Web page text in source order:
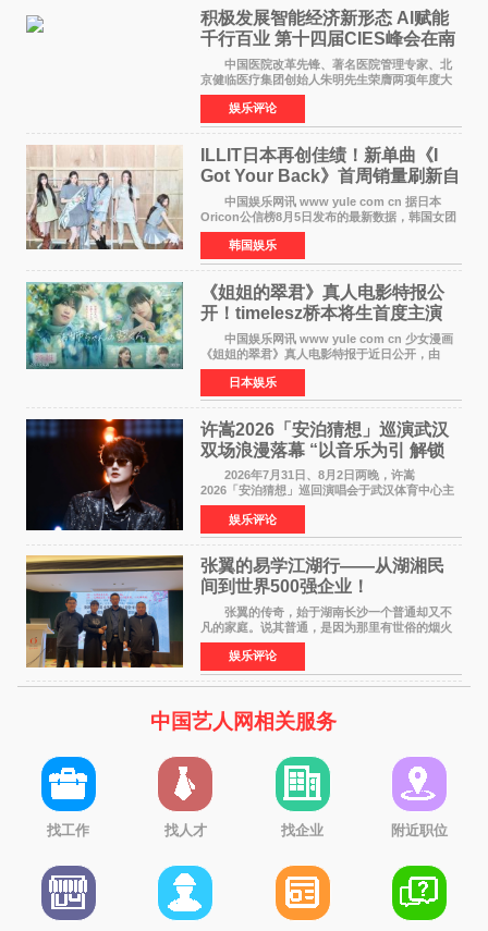
积极发展智能经济新形态 Al赋能
千行百业 第十四届CIES峰会在南
京盛大召开
中国医院改革先锋、著名医院管理专家、北
京健临医疗集团创始人朱明先生荣膺两项年度大
奖 2026年7月31日，盛夏金陵，长江之畔，
以重落地·真务实·强链接为主题的2026&lsquo;人
工智能+&rsquo
娱乐评论
ILLIT日本再创佳绩！新单曲《I
Got Your Back》首周销量刷新自
身纪录
中国娱乐网讯 www yule com cn 据日本
Oricon公信榜8月5日发布的最新数据，韩国女团
ILLIT在日本发行的第二张单曲《I Got Your
Back》首周销量达到71,009张，成功跻身最新一
期周单曲排行
韩国娱乐
《姐姐的翠君》真人电影特报公
开！timelesz桥本将生首度主演
12月4日上映
中国娱乐网讯 www yule com cn 少女漫画
《姐姐的翠君》真人电影特报于近日公开，由
timelesz成员桥本将生担任主演，这也是他首次
担任电影主演，引发高度关注。 女高中生咲
苗翠（中岛瑠菜
日本娱乐
许嵩2026「安泊猜想」巡演武汉
双场浪漫落幕 “以音乐为引 解锁
江城记忆”
2026年7月31日、8月2日两晚，许嵩
2026「安泊猜想」巡回演唱会于武汉体育中心主
体育场盛大开唱。许嵩与数万歌迷在此相聚，从
浪漫惬意的舞台设计到充满诚意与惊喜的现场互
动，共同开启了一场关于
娱乐评论
张翼的易学江湖行——从湖湘民
间到世界500强企业！
张翼的传奇，始于湖南长沙一个普通却又不
凡的家庭。说其普通，是因为那里有世俗的烟火
气；说其不凡，是因为家中有一位洞悉天地玄机
的长者——他的爷爷。作为当地的风水师，爷爷
是张翼走进易学
娱乐评论
中国艺人网相关服务
找工作 找人才 找企业 附近职位